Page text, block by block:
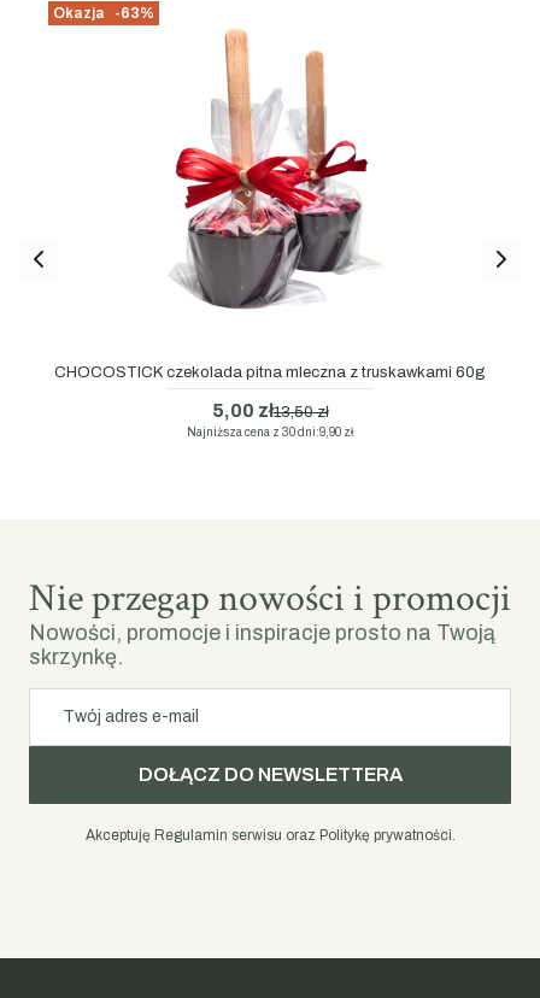
Okazja -63%
CHOCOSTICK czekolada pitna mleczna z truskawkami 60g
5,00 zł13,50 zł
Najniższa cena z 30 dni:9,90 zł
Nie przegap nowości i promocji
Nowości, promocje i inspiracje prosto na Twoją
skrzynkę.
Twój adres e-mail
DOŁĄCZ DO NEWSLETTERA
Akceptuję Regulamin serwisu oraz Politykę prywatności.